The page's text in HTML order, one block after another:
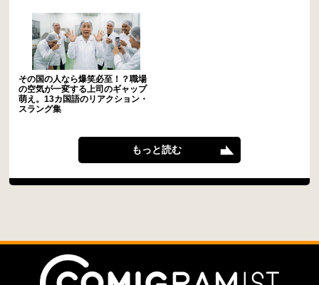
その国の人なら爆笑必至！？職場
の空気が一変する上司のギャップ
萌え。13カ国語のリアクション・
スラング集
もっと読む